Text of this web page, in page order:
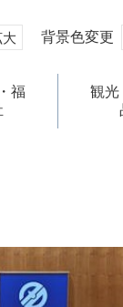
背景色変更
福
観光